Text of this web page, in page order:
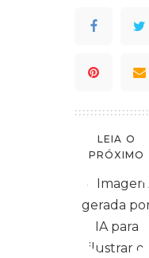
LEIA O
PRÓXIMO